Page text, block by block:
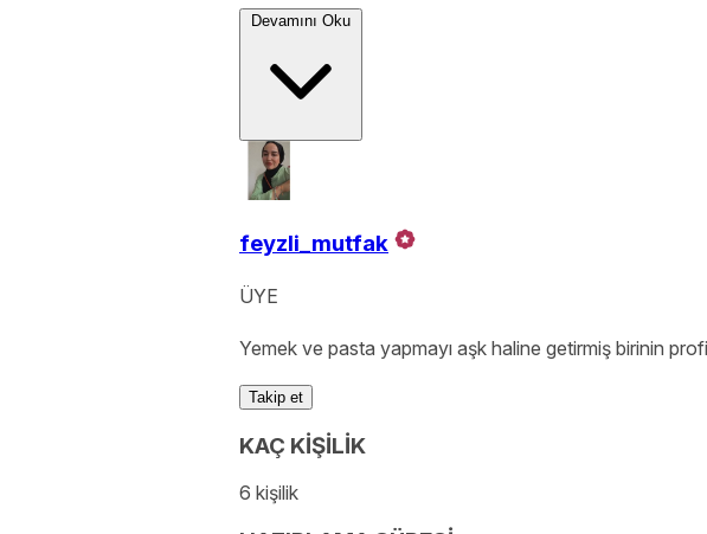
Devamını Oku
feyzli_mutfak
ÜYE
Yemek ve pasta yapmayı aşk haline getirmiş birinin
Takip et
KAÇ KİŞİLİK
6 kişilik